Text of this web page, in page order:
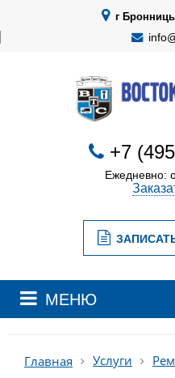
г
+7
Ежедневно:
МЕНЮ
Главная Услуги